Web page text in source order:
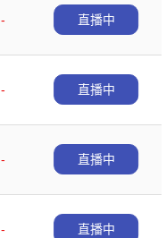
-
直播中
-
直播中
-
直播中
-
直播中